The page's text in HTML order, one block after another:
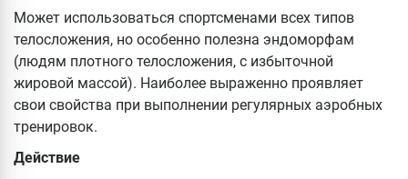
Может использоваться спортсменами всех типов
телосложения, но особенно полезна эндоморфам
(людям плотного телосложения, с избыточной
жировой массой). Наиболее выраженно проявляет
свои свойства при выполнении регулярных аэробных
тренировок.
Действие